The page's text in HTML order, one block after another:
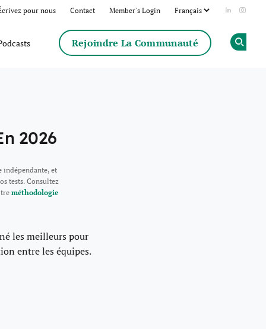
pour nous Contact Member's Login Add us
Rejoindre La Communauté
2026
indépendante, et
tests. Consultez
méthodologie
les meilleurs pour
entre les équipes.